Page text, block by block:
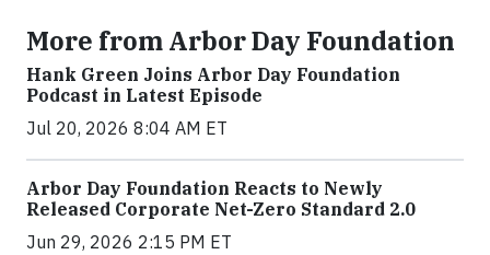
More from Arbor Day Foundation
Hank Green Joins Arbor Day Foundation
Podcast in Latest Episode
Jul 20, 2026 8:04 AM ET
Arbor Day Foundation Reacts to Newly
Released Corporate Net-Zero Standard 2.0
Jun 29, 2026 2:15 PM ET